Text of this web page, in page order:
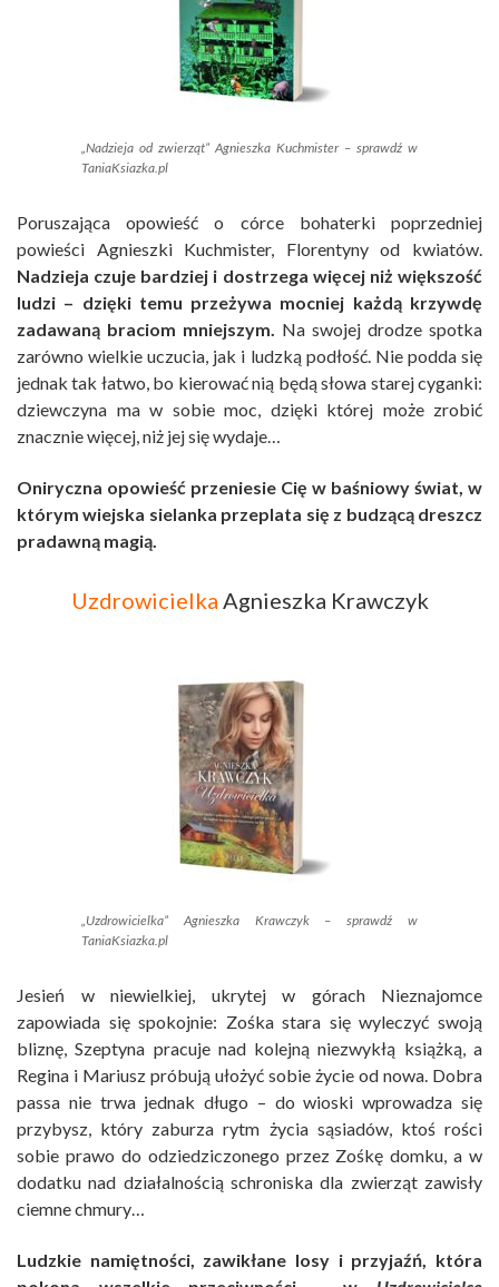
„Nadzieja od zwierząt” Agnieszka Kuchmister – sprawdź w
TaniaKsiazka.pl
Poruszająca opowieść o córce bohaterki poprzedniej
powieści Agnieszki Kuchmister, Florentyny od kwiatów.
Nadzieja czuje bardziej i dostrzega więcej niż większość
ludzi – dzięki temu przeżywa mocniej każdą krzywdę
zadawaną braciom mniejszym. Na swojej drodze spotka
zarówno wielkie uczucia, jak i ludzką podłość. Nie podda się
jednak tak łatwo, bo kierować nią będą słowa starej cyganki:
dziewczyna ma w sobie moc, dzięki której może zrobić
znacznie więcej, niż jej się wydaje…
Oniryczna opowieść przeniesie Cię w baśniowy świat, w
którym wiejska sielanka przeplata się z budzącą dreszcz
pradawną magią.
Uzdrowicielka Agnieszka Krawczyk
„Uzdrowicielka” Agnieszka Krawczyk – sprawdź w
TaniaKsiazka.pl
Jesień w niewielkiej, ukrytej w górach Nieznajomce
zapowiada się spokojnie: Zośka stara się wyleczyć swoją
bliznę, Szeptyna pracuje nad kolejną niezwykłą książką, a
Regina i Mariusz próbują ułożyć sobie życie od nowa. Dobra
passa nie trwa jednak długo – do wioski wprowadza się
przybysz, który zaburza rytm życia sąsiadów, ktoś rości
sobie prawo do odziedziczonego przez Zośkę domku, a w
dodatku nad działalnością schroniska dla zwierząt zawisły
ciemne chmury…
Ludzkie namiętności, zawikłane losy i przyjaźń, która